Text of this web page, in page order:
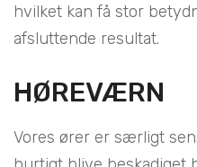
hvilket kan få stor
afsluttende resultat.
HØREVÆRN
Vores ører er særligt